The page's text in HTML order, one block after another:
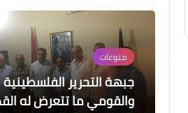
من هنا وهناك
*السجن 16 عاماً لـ قاتل 21